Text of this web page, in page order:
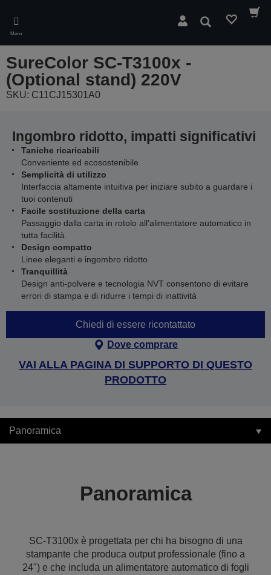
main
content
Menu
Cerca
SureColor SC-T3100x -
(Optional stand) 220V
SKU: C11CJ15301A0
Ingombro ridotto, impatti significativi
Taniche ricaricabili
Conveniente ed ecosostenibile
Semplicità di utilizzo
Interfaccia altamente intuitiva per iniziare subito a guardare i
tuoi contenuti
Facile sostituzione della carta
Passaggio dalla carta in rotolo all'alimentatore automatico in
tutta facilità
Design compatto
Linee eleganti e ingombro ridotto
Tranquillità
Design anti-polvere e tecnologia NVT consentono di evitare
errori di stampa e di ridurre i tempi di inattività
Chiedi di essere ricontattato
Dove comprare
VAI ALLA PAGINA DI SUPPORTO DI QUESTO
PRODOTTO
Panoramica
Panoramica
SC-T3100x è progettata per chi ha bisogno di una
stampante che produca output professionale (fino a
24") e che includa un alimentatore automatico di fogli